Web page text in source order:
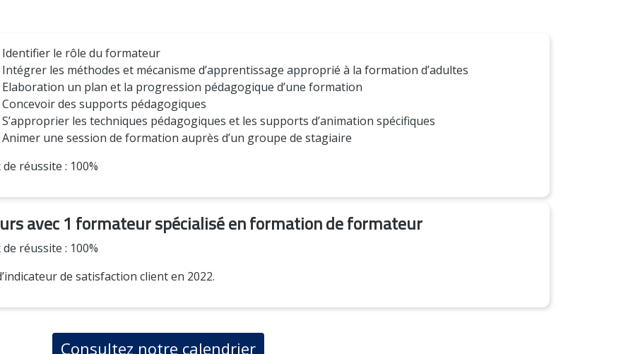
Identifier le rôle du formateur
Intégrer les méthodes et mécanisme d’apprentissage approprié à la formation d’adultes
Elaboration un plan et la progression pédagogique d’une formation
Concevoir des supports pédagogiques
S’approprier les techniques pédagogiques et les supports d’animation spécifiques
Animer une session de formation auprès d’un groupe de stagiaire
réussite : 100%
avec 1 formateur spécialisé en formation de formateur
réussite : 100%
de satisfaction client en 2022.
Consultez notre calendrier